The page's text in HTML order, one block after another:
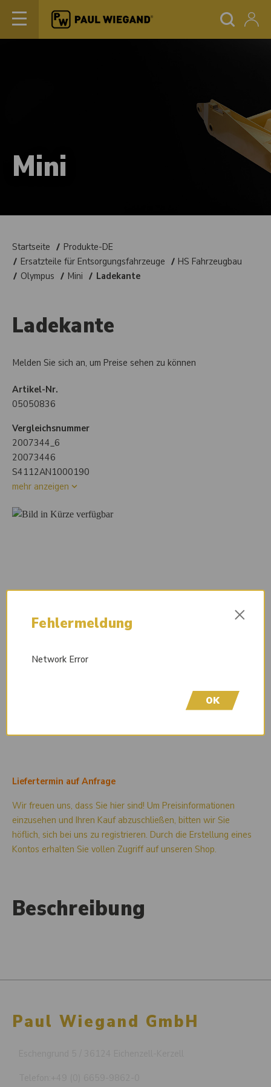
Mini
Startseite
Produkte-DE
Ersatzteile für Entsorgungsfahrzeuge
HS Fahrzeugbau
Olympus
Mini Ladekante
Ladekante
Melden Sie sich an, um Preise sehen zu können
Artikel-Nr.
05050836
Vergleichsnummer
2007344_6
20073446
S4112AN1000190
mehr anzeigen
Liefertermin auf Anfrage
Wir freuen uns, dass Sie hier sind! Um Preisinformationen
einzusehen und Ihren Kauf abzuschließen, bitten wir Sie
höflich, sich bei uns zu registrieren. Durch die Erstellung eines
Kontos erhalten Sie vollen Zugriff auf unseren Shop.
Beschreibung
Paul Wiegand GmbH
Fehlermeldung ×
Network Error
OK